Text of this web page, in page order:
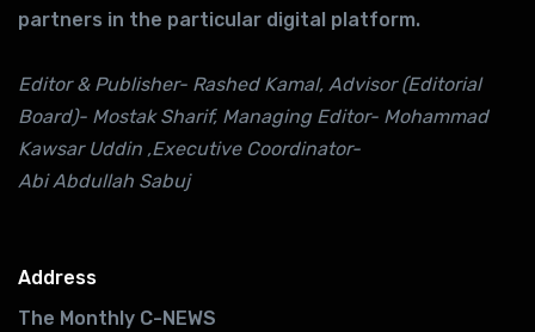
partners in the particular digital platform.
Editor & Publisher- Rashed Kamal, Advisor (Editorial
Board)- Mostak Sharif, Managing Editor- Mohammad
Kawsar Uddin ,Executive Coordinator-
Abi Abdullah Sabuj
Address
The Monthly C-NEWS